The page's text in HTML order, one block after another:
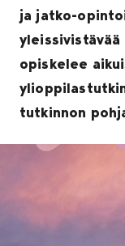
ja jatko-
yleissivistävää
opiskelee
tutkinnon